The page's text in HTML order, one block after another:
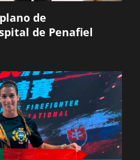
de
de Penafiel